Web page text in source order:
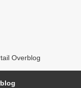
Overblog